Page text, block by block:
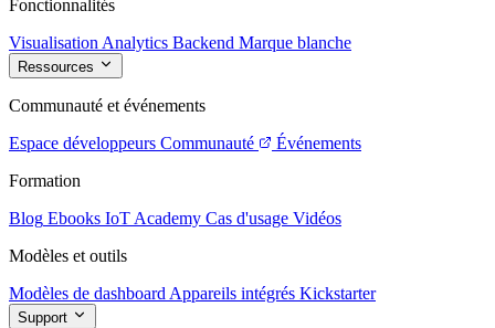
Fonctionnalités
Visualisation Analytics Backend Marque blanche
Ressources
Communauté et événements
Espace développeurs Communauté
Événements
Formation
Blog Ebooks IoT Academy Cas d'usage Vidéos
Modèles et outils
Modèles de dashboard Appareils intégrés Kickstarter
Support